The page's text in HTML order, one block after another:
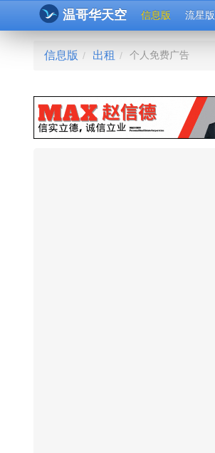
温哥华天空 信息版 流星版
信息版 / 出租 / 个人免费广告